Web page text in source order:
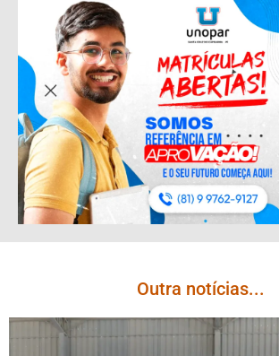
Outra notícias...